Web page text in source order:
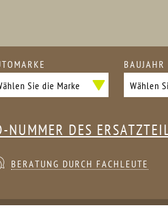
BAUJAHR
NUMMER DES
BERATUNG DURCH FACHLEUTE